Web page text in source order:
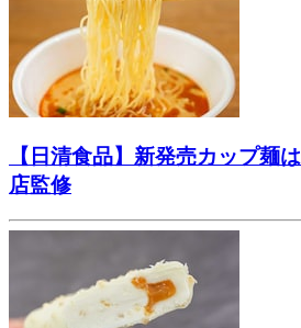
【日清食品】新発売カップ麺
店監修